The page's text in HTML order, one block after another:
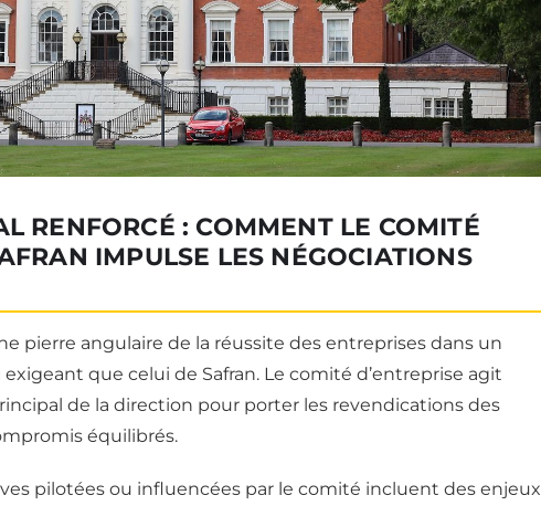
RENFORCÉ : COMMENT LE COMITÉ
IMPULSE LES NÉGOCIATIONS
pierre angulaire de la réussite des entreprises dans un
que celui de Safran. Le comité d’entreprise agit
de la direction pour porter les revendications des
équilibrés.
pilotées ou influencées par le comité incluent des enjeux